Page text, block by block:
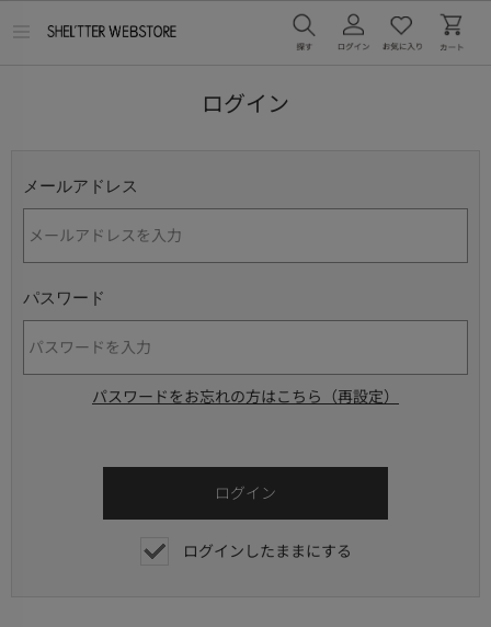
ログイン
メールアドレス
パスワード
パスワードをお忘れの方はこちら（再設定）
ログインしたままにする